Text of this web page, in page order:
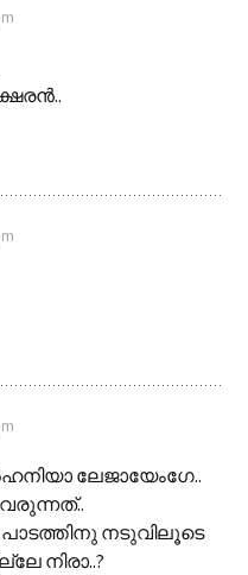
ലേജായേംഗേ..
പാടത്തിനു നടുവിലൂടെ
നിരാ..?